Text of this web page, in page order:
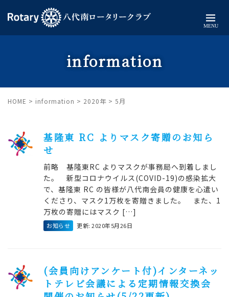
MENU
information
HOME > information > 2020年 > 5月
基隆東 RC よりマスク寄贈のお知ら
せ
前略 基隆東RC よりマスクが事務局へ到着しまし
た。 新型コロナウイルス(COVID-19)の感染拡大
で、基隆東 RC の皆様が八代南会員の健康を心遣い
くださり、マスク1万枚を寄贈きました。 また、1
万枚の寄贈にはマスク […]
お知らせ 更新: 2020年5月26日
(会員向けアンケート付)インターネッ
トテレビ会議による定期情報交換会